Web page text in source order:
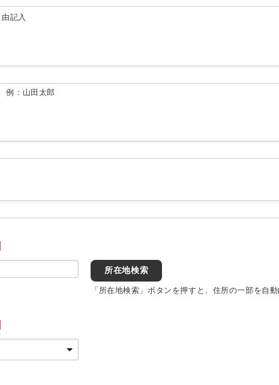
記入
：山田太郎
所在地検索
「所在地検索」ボタンを押すと、住所の一部を自動